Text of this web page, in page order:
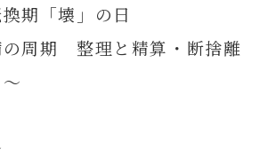
「壊」の日
の周期 整理と精算・断捨離